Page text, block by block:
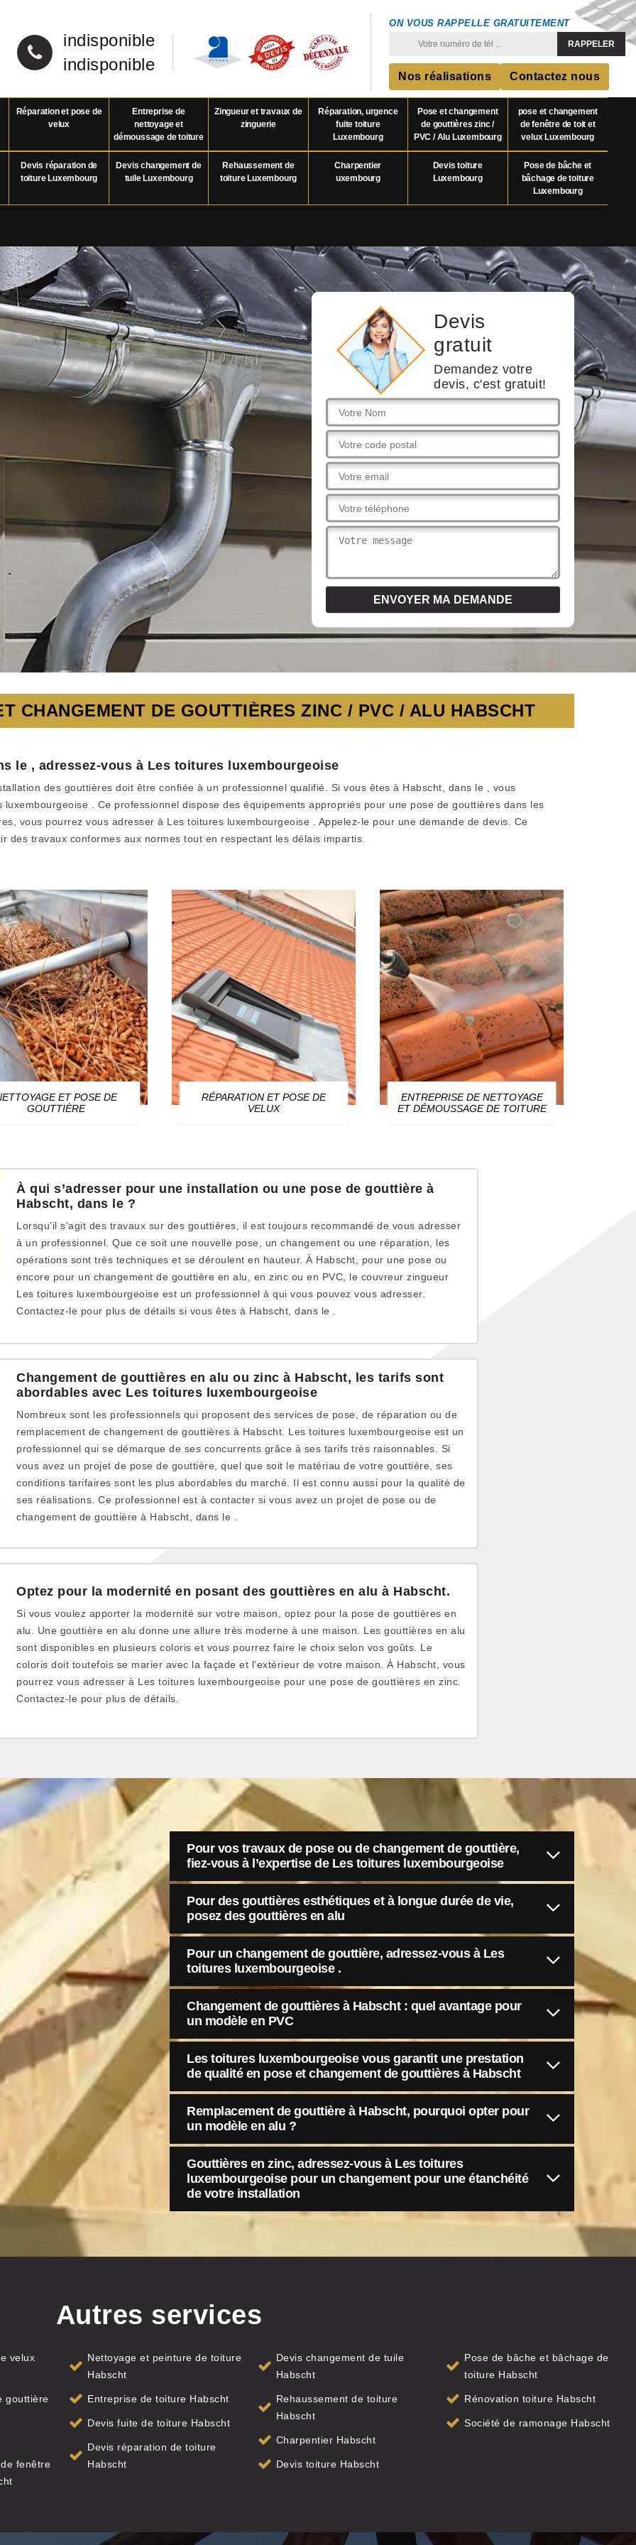
indisponible
indisponible
ON VOUS RAPPELLE GRATUITEMENT
Nos réalisations Contactez nous
Réparation et pose de
velux
Entreprise de
nettoyage et
démoussage de toiture
Zingueur et travaux de
zinguerie
Réparation, urgence
fuite toiture
Luxembourg
Pose et changement
de gouttières zinc /
PVC / Alu Luxembourg
pose et changement
de fenêtre de toit et
velux Luxembourg
Devis réparation de
toiture Luxembourg
Devis changement de
tuile Luxembourg
Rehaussement de
toiture Luxembourg
Charpentier
uxembourg
Devis toiture
Luxembourg
Pose de bâche et
bâchage de toiture
Luxembourg
Devis
gratuit
Demandez votre
devis, c'est gratuit!
CHANGEMENT DE GOUTTIÈRES ZINC / PVC / ALU HABSCHT
le , adressez-vous à Les toitures luxembourgeoise
des gouttières doit être confiée à un professionnel qualifié. Si vous êtes à Habscht, dans le , vous
. Ce professionnel dispose des équipements appropriés pour une pose de gouttières dans les
vous pourrez vous adresser à Les toitures luxembourgeoise . Appelez-le pour une demande de devis. Ce
des travaux conformes aux normes tout en respectant les délais impartis.
ET POSE DE
GOUTTIÈRE
RÉPARATION ET POSE DE
VELUX
ENTREPRISE DE NETTOYAGE
ET DÉMOUSSAGE DE TOITURE
À qui s’adresser pour une installation ou une pose de gouttière à
Habscht, dans le ?
Lorsqu’il s’agit des travaux sur des gouttières, il est toujours recommandé de vous adresser
à un professionnel. Que ce soit une nouvelle pose, un changement ou une réparation, les
opérations sont très techniques et se déroulent en hauteur. À Habscht, pour une pose ou
encore pour un changement de gouttière en alu, en zinc ou en PVC, le couvreur zingueur
Les toitures luxembourgeoise est un professionnel à qui vous pouvez vous adresser.
Contactez-le pour plus de détails si vous êtes à Habscht, dans le .
Changement de gouttières en alu ou zinc à Habscht, les tarifs sont
abordables avec Les toitures luxembourgeoise
Nombreux sont les professionnels qui proposent des services de pose, de réparation ou de
remplacement de changement de gouttières à Habscht. Les toitures luxembourgeoise est un
professionnel qui se démarque de ses concurrents grâce à ses tarifs très raisonnables. Si
vous avez un projet de pose de gouttière, quel que soit le matériau de votre gouttière, ses
conditions tarifaires sont les plus abordables du marché. Il est connu aussi pour la qualité de
ses réalisations. Ce professionnel est à contacter si vous avez un projet de pose ou de
changement de gouttière à Habscht, dans le .
Optez pour la modernité en posant des gouttières en alu à Habscht.
Si vous voulez apporter la modernité sur votre maison, optez pour la pose de gouttières en
alu. Une gouttière en alu donne une allure très moderne à une maison. Les gouttières en alu
sont disponibles en plusieurs coloris et vous pourrez faire le choix selon vos goûts. Le
coloris doit toutefois se marier avec la façade et l’extérieur de votre maison. À Habscht, vous
pourrez vous adresser à Les toitures luxembourgeoise pour une pose de gouttières en zinc.
Contactez-le pour plus de détails.
Pour vos travaux de pose ou de changement de gouttière,
fiez-vous à l’expertise de Les toitures luxembourgeoise
Pour des gouttières esthétiques et à longue durée de vie,
posez des gouttières en alu
Pour un changement de gouttière, adressez-vous à Les
toitures luxembourgeoise .
Changement de gouttières à Habscht : quel avantage pour
un modèle en PVC
Les toitures luxembourgeoise vous garantit une prestation
de qualité en pose et changement de gouttières à Habscht
Remplacement de gouttière à Habscht, pourquoi opter pour
un modèle en alu ?
Gouttières en zinc, adressez-vous à Les toitures
luxembourgeoise pour un changement pour une étanchéité
de votre installation
Autres services
velux
gouttière
fenêtre
Nettoyage et peinture de toiture
Habscht
Entreprise de toiture Habscht
Devis fuite de toiture Habscht
Devis réparation de toiture
Habscht
Devis changement de tuile
Habscht
Rehaussement de toiture
Habscht
Charpentier Habscht
Devis toiture Habscht
Pose de bâche et bâchage de
toiture Habscht
Rénovation toiture Habscht
Société de ramonage Habscht